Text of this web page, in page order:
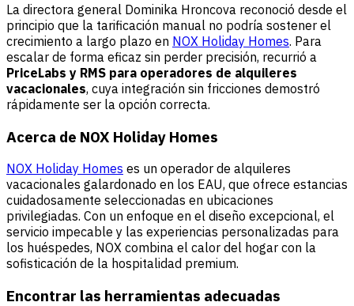
La directora general Dominika Hroncova reconoció desde el
principio que la tarificación manual no podría sostener el
crecimiento a largo plazo en NOX Holiday Homes. Para
escalar de forma eficaz sin perder precisión, recurrió a
PriceLabs y RMS para operadores de alquileres
vacacionales, cuya integración sin fricciones demostró
rápidamente ser la opción correcta.
Acerca de NOX Holiday Homes
NOX Holiday Homes es un operador de alquileres
vacacionales galardonado en los EAU, que ofrece estancias
cuidadosamente seleccionadas en ubicaciones
privilegiadas. Con un enfoque en el diseño excepcional, el
servicio impecable y las experiencias personalizadas para
los huéspedes, NOX combina el calor del hogar con la
sofisticación de la hospitalidad premium.
Encontrar las herramientas adecuadas